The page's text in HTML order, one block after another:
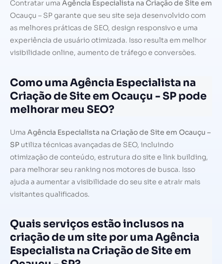
Contratar uma Agência Especialista na Criação de Site em
Ocauçu – SP garante que seu site seja desenvolvido com
as melhores práticas de SEO, design responsivo e uma
experiência de usuário otimizada. Isso resulta em melhor
visibilidade online, aumento de tráfego e conversões.
Como uma Agência Especialista na
Criação de Site em Ocauçu - SP pode
melhorar meu SEO?
Uma Agência Especialista na Criação de Site em Ocauçu –
SP utiliza técnicas avançadas de SEO, incluindo
otimização de conteúdo, estrutura do site e link building,
para melhorar seu ranking nos motores de busca. Isso
ajuda a aumentar a visibilidade do seu site e atrair mais
visitantes qualificados.
Quais serviços estão inclusos na
criação de um site por uma Agência
Especialista na Criação de Site em